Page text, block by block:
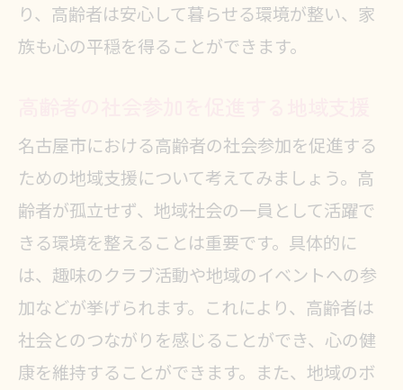
り、高齢者は安心して暮らせる環境が整い、家
族も心の平穏を得ることができます。
名古屋市における高齢者の社会参加を促進する
ための地域支援について考えてみましょう。高
齢者が孤立せず、地域社会の一員として活躍で
きる環境を整えることは重要です。具体的に
は、趣味のクラブ活動や地域のイベントへの参
加などが挙げられます。これにより、高齢者は
社会とのつながりを感じることができ、心の健
康を維持することができます。また、地域のボ